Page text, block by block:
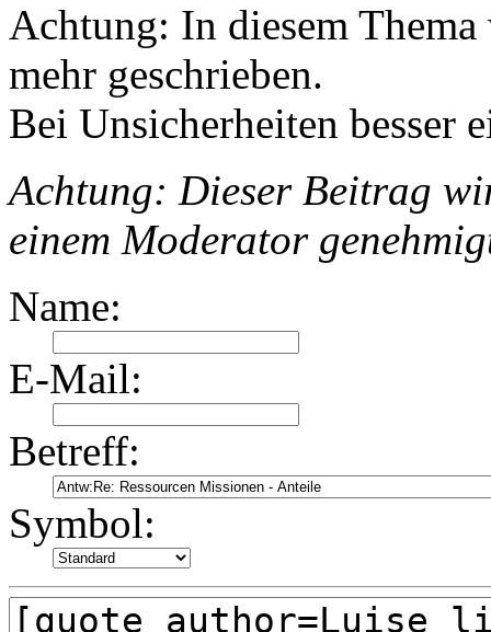
Achtung: In diesem
mehr geschrieben.
Bei Unsicherheiten besser
Achtung: Dieser Beitrag
einem Moderator
Name:
E-Mail:
Betreff:
Symbol: